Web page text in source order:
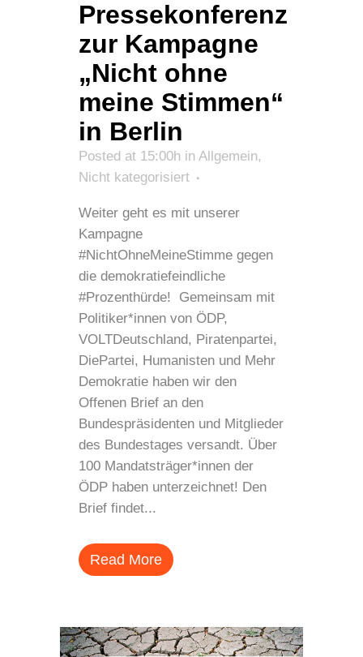
Pressekonferenz
zur Kampagne
„Nicht ohne
meine Stimmen“
in Berlin
Posted at 15:00h in Allgemein,
Nicht kategorisiert
Weiter geht es mit unserer
Kampagne
#NichtOhneMeineStimme gegen
die demokratiefeindliche
#Prozenthürde! Gemeinsam mit
Politiker*innen von ÖDP,
VOLTDeutschland, Piratenpartei,
DiePartei, Humanisten und Mehr
Demokratie haben wir den
Offenen Brief an den
Bundespräsidenten und Mitglieder
des Bundestages versandt. Über
100 Mandatsträger*innen der
ÖDP haben unterzeichnet! Den
Brief findet...
Read More